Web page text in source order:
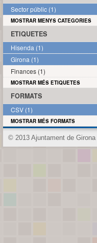
Sector públic (1)
MOSTRAR MENYS CATEGORIES
ETIQUETES
Hisenda (1)
Girona (1)
Finances (1)
MOSTRAR MÉS ETIQUETES
FORMATS
CSV (1)
MOSTRAR MÉS FORMATS
© 2013 Ajuntament de Girona